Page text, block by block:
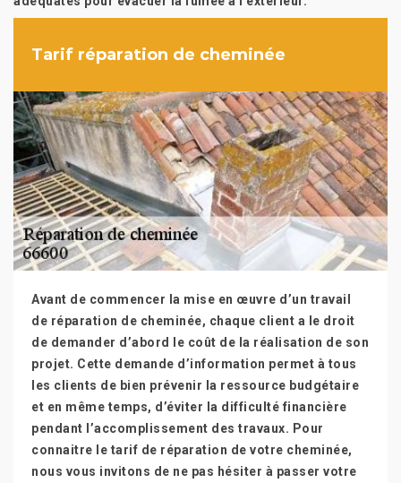
Tarif réparation de cheminée
Avant de commencer la mise en œuvre d’un travail
de réparation de cheminée, chaque client a le droit
de demander d’abord le coût de la réalisation de son
projet. Cette demande d’information permet à tous
les clients de bien prévenir la ressource budgétaire
et en même temps, d’éviter la difficulté financière
pendant l’accomplissement des travaux. Pour
connaitre le tarif de réparation de votre cheminée,
nous vous invitons de ne pas hésiter à passer votre